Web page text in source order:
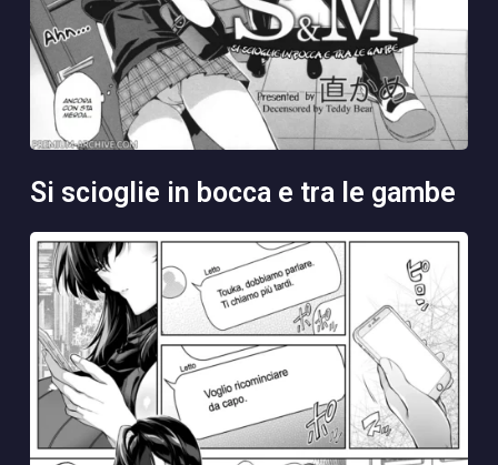
si scioglie in bocca e tra le gambe